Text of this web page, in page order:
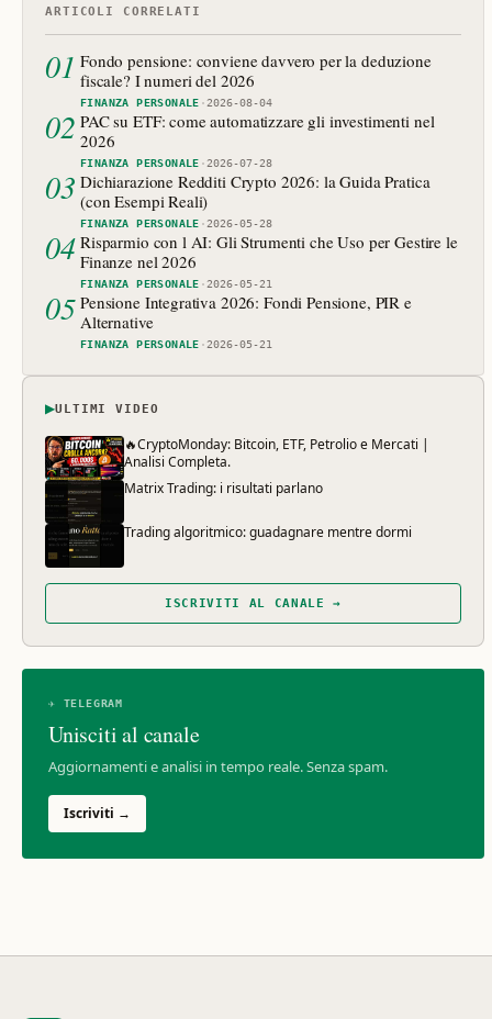
ARTICOLI CORRELATI
01 Fondo pensione: conviene davvero per la deduzione
fiscale? I numeri del 2026
FINANZA PERSONALE ·2026-08-04
02 PAC su ETF: come automatizzare gli investimenti nel
2026
FINANZA PERSONALE ·2026-07-28
03 Dichiarazione Redditi Crypto 2026: la Guida Pratica
(con Esempi Reali)
FINANZA PERSONALE ·2026-05-28
04 Risparmio con l AI: Gli Strumenti che Uso per Gestire le
Finanze nel 2026
FINANZA PERSONALE ·2026-05-21
05 Pensione Integrativa 2026: Fondi Pensione, PIR e
Alternative
FINANZA PERSONALE ·2026-05-21
▶ULTIMI VIDEO
🔥CryptoMonday: Bitcoin, ETF, Petrolio e Mercati |
Analisi Completa.
Matrix Trading: i risultati parlano
Trading algoritmico: guadagnare mentre dormi
ISCRIVITI AL CANALE →
✈ TELEGRAM
Unisciti al canale
Aggiornamenti e analisi in tempo reale. Senza spam.
Iscriviti →